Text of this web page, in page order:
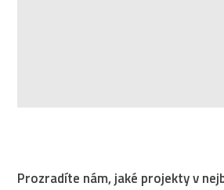
Prozradíte nám, jaké projekty v